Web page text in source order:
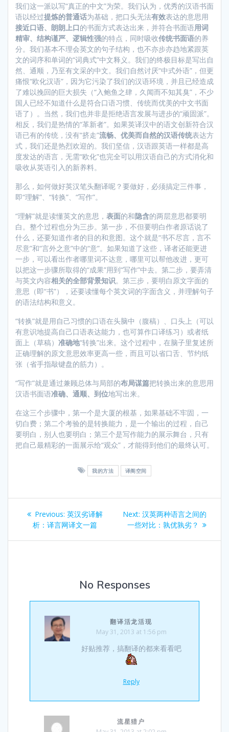
我们这一派以写“真正的中文”为荣。我们认为，优秀的汉语书面
语以经过提炼的普通话为基础，把口头无法有效表达的意思用
接近口语、朗朗上口的书面方式表达出来，并符合书面语用词
精审、结构谨严、逻辑性强的特点，同时吸收传统书面语的养
分。我们基本不理会英文的句子结构，也不亦步亦趋地紧跟英
文的词序和单词的“词典式”中文释义。我们的终极目标是写出自
然、通顺，乃至有文采的中文。我们自然讨厌“中式外语”，但更
痛恨“欧化汉语”，因为它污染了我们的汉语环境，并且已经造成
了难以挽回的巨大损失（“入鲍鱼之肆，久闻而不知其臭”，不少
国人已经不知道什么是符合口语习惯、传统而优美的中文书面
语了）。当然，我们也并非是拒绝语言发展与进步的“顽固派”。
相反，我们是热情的“革新者”。如果英译汉中的语文创新符合汉
语已有的传统，没有“挤走”流畅、优美而自然的汉语传统表达方
式，我们还是热烈欢迎的。我们坚信，汉语跟英语一样都是高
度发达的语言，无需“欧化”也完全可以用汉语自己的方式消化和
吸收从英语引入的新养料。
那么，如何做好英汉笔头翻译呢？要做好，必须搞定三件事，
即“理解”、“转换”、“写作”。
“理解”就是读懂英文的意思， 表面的和隐含的两层意思都要明
白。整个过程也分为三步。第一步，不但要明白作者原话说了
什么，还要知道作者的目的和意图。这个就是“书不尽言，言不
尽意”和“言外之意”中的“意”。如果知道了这些，译者还能更进
一步，可以看出作者哪里词不达意，哪里可以帮他改进，更可
以把这一步骤所取得的“成果”用到“写作”中去。第二步，要弄清
与英文内容相关的全部背景知识。第三步，要明白原文字面的
意思（即“书”），还要读懂每个英文词的字面含义，并理解句子
的语法结构和意义。
“转换”就是用自己习惯的口语在头脑中（腹稿）、口头上（可以
有意识地提高自己口语表达能力，也可算作口译练习）或者纸
面上（草稿） 准确地“转换”出来。这个过程中，在脑子里复述所
正确理解的原文意思效率更高一些，而且可以省口舌、节约纸
张（省手指敲键盘的筋力）。
“写作”就是通过兼顾总体与局部的布局谋篇把转换出来的意思用
汉语书面语准确、通顺、到位地写出来。
在这三个步骤中，第一个是大厦的根基，如果基础不牢固，一
切白费；第二个考验的是转换能力，是一个输出的过程，自己
要明白，别人也要明白；第三个是写作能力的展示舞台，只有
把自己最精彩的一面展示给“观众”，才能得到他们的最终认可。
我的方法 译阁空间
Post
navigation
Previous: Previous
post:
英汉劣译解
析：译言网译文一篇
Next: Next
post:
汉英两种语言之间的
一些对比：孰优孰劣？
No Responses
翻译活龙活现
May 31, 2013 at 1:56 pm
好贴推荐，搞翻译的都来看看吧
Reply
流星猎户